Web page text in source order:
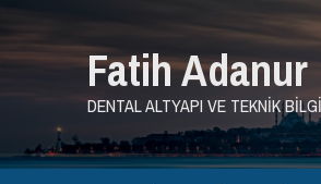
Skip
to
content
Fatih Adanur
DENTAL ALTYAPI VE TEKNIK